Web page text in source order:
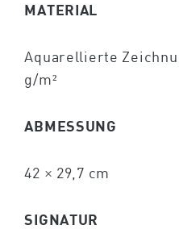
MATERIAL
Aquarellierte
g/m²
ABMESSUNG
42 × 29,7 cm
SIGNATUR